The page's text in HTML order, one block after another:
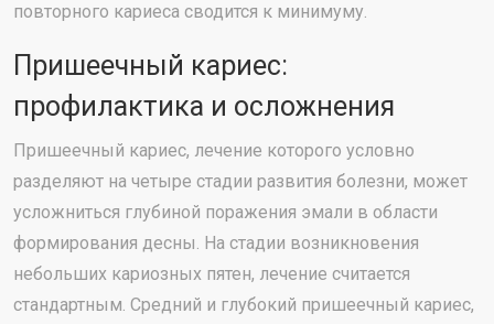
повторного кариеса сводится к минимуму.
Пришеечный кариес:
профилактика и осложнения
Пришеечный кариес, лечение которого условно
разделяют на четыре стадии развития болезни, может
усложниться глубиной поражения эмали в области
формирования десны. На стадии возникновения
небольших кариозных пятен, лечение считается
стандартным. Средний и глубокий пришеечный кариес,